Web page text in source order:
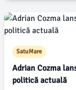
SatuMare
Adrian Cozma
politică actuală